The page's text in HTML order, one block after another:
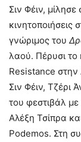
Σιν Φέιν, μίλησε
κινητοποιήσεις
γνώριμος του
λαού. Πέρυσι το
Resistance
Σιν Φέιν, Τζέρι
του φεστιβάλ
Αλέξη Τσίπρα
Podemos. Στη